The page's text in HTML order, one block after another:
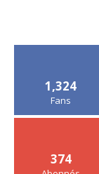
1,324
Fans
374